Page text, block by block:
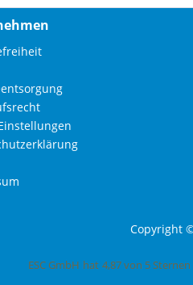
Copyright
ESC GmbH hat 4,87von 5 Sternen